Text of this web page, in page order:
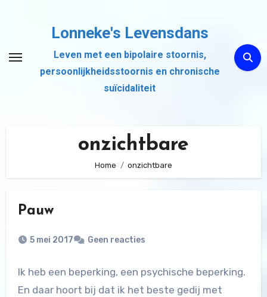
inhoud
Lonneke's Levensdans
Leven met een bipolaire stoornis,
persoonlijkheidsstoornis en chronische
suïcidaliteit
onzichtbare
Home onzichtbare
Pauw
5 mei 2017 Geen reacties
Ik heb een beperking, een psychische beperking.
En daar hoort bij dat ik het beste gedij met